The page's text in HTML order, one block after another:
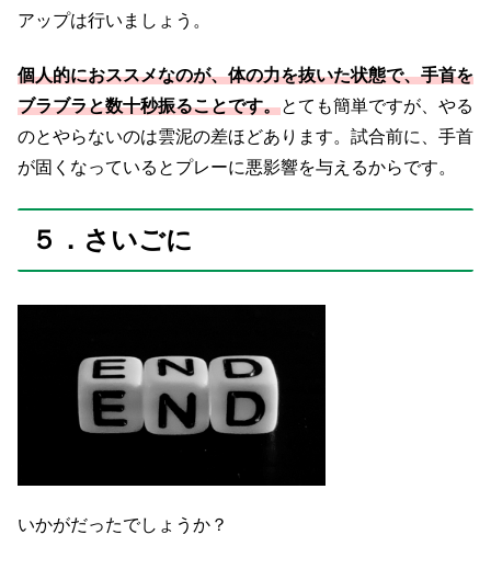
アップは行いましょう。
個人的におススメなのが、体の力を抜いた状態で、手首を
ブラブラと数十秒振ることです。とても簡単ですが、やる
のとやらないのは雲泥の差ほどあります。試合前に、手首
が固くなっているとプレーに悪影響を与えるからです。
５．さいごに
いかがだったでしょうか？